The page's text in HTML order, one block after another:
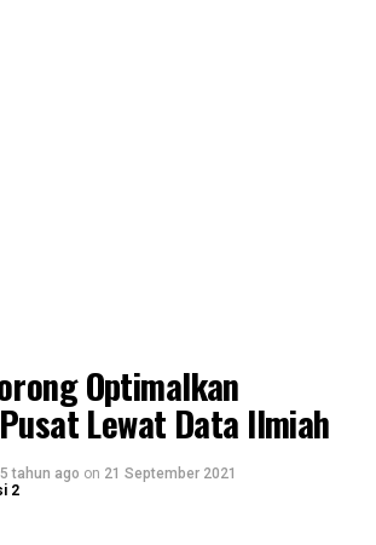
Optimalkan
Lewat Data Ilmiah
5 tahun ago on 21 September 2021
2